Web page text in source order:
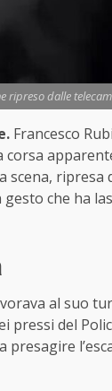
ripreso dalle
Francesco
ripresa
che ha
al suo
pressi del